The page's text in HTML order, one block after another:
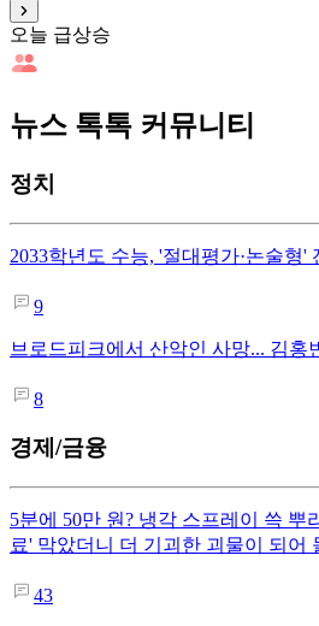
오늘 급상승
뉴스 톡톡 커뮤니티
정치
2033학년도 수능, '절대평가·논술형'
9
브로드피크에서 산악인 사망... 김홍
8
경제/금융
5분에 50만 원? 냉각 스프레이 쓱 뿌
료' 막았더니 더 기괴한 괴물이 되어
43